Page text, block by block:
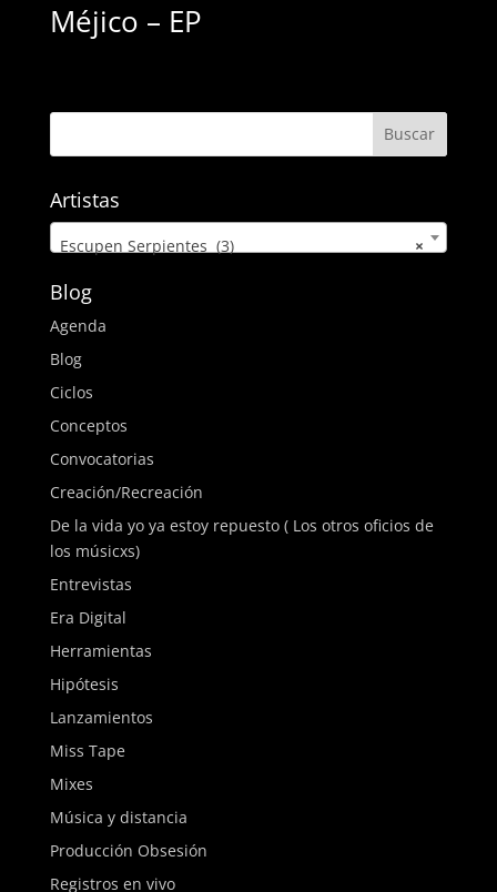
Méjico – EP
Artistas
×
Escupen Serpientes (3)
Blog
Agenda
Blog
Ciclos
Conceptos
Convocatorias
Creación/Recreación
De la vida yo ya estoy repuesto ( Los otros oficios de
los músicxs)
Entrevistas
Era Digital
Herramientas
Hipótesis
Lanzamientos
Miss Tape
Mixes
Música y distancia
Producción Obsesión
Registros en vivo